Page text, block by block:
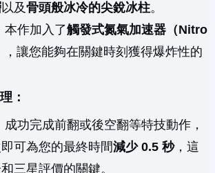
以及骨頭般冰冷的尖銳冰柱。
本作加入了觸發式氮氣加速器（Nitro
，讓您能夠在關鍵時刻獲得爆炸性的
：
成功完成前翻或後空翻等特技動作，
可為您的最終時間減少 0.5 秒，這
三星評價的關鍵。